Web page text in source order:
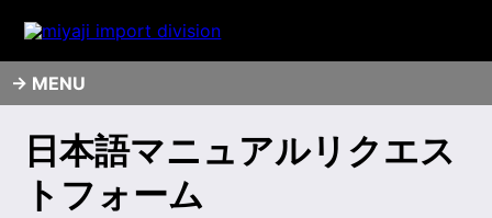
MENU
日本語マニュアルリクエス
トフォーム